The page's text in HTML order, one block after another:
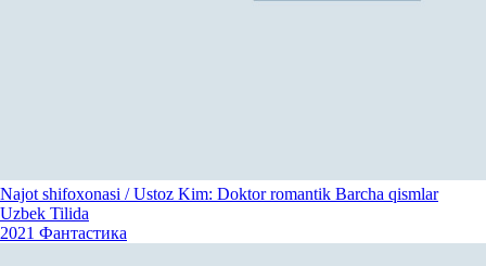
Najot shifoxonasi / Ustoz Kim: Doktor romantik Barcha qismlar
Uzbek Tilida
2021 Фантастика